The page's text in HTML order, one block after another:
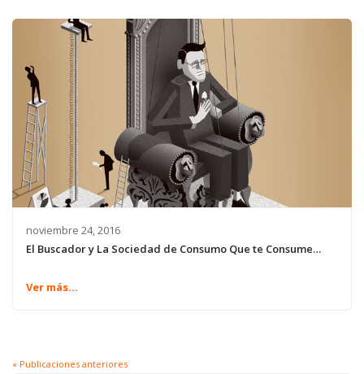
noviembre 24, 2016
El Buscador y La Sociedad de Consumo Que te Consume…
Ver más...
« Publicaciones anteriores